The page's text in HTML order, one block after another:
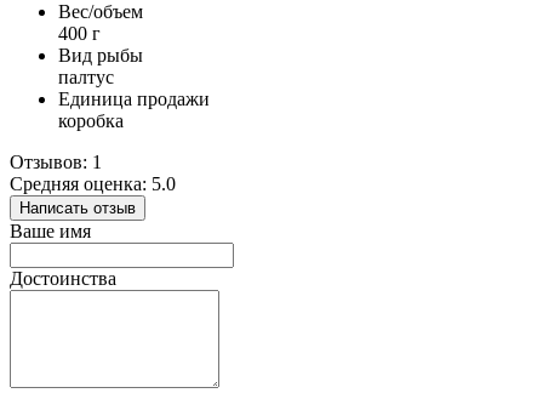
Вес/объем
400 г
Вид рыбы
палтус
Единица продажи
коробка
Отзывов: 1
Средняя оценка: 5.0
Написать отзыв
Ваше имя
Достоинства